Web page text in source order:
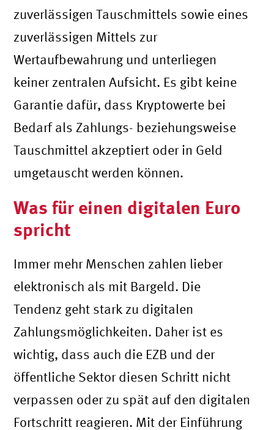
zuverlässigen Tauschmittels sowie eines
zuverlässigen Mittels zur
Wertaufbewahrung und unterliegen
keiner zentralen Aufsicht. Es gibt keine
Garantie dafür, dass Kryptowerte bei
Bedarf als Zahlungs- beziehungsweise
Tauschmittel akzeptiert oder in Geld
umgetauscht werden können.
Was für einen digitalen Euro
spricht
Immer mehr Menschen zahlen lieber
elektronisch als mit Bargeld. Die
Tendenz geht stark zu digitalen
Zahlungsmöglichkeiten. Daher ist es
wichtig, dass auch die EZB und der
öffentliche Sektor diesen Schritt nicht
verpassen oder zu spät auf den digitalen
Fortschritt reagieren. Mit der Einführung